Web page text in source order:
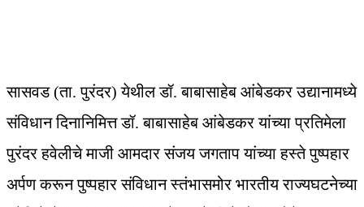
सासवड (ता. पुरंदर) येथील डॉ. बाबासाहेब आंबेडकर उद्यानामध्ये
संविधान दिनानिमित्त डॉ. बाबासाहेब आंबेडकर यांच्या प्रतिमेला
पुरंदर हवेलीचे माजी आमदार संजय जगताप यांच्या हस्ते पुष्पहार
अर्पण करून पुष्पहार संविधान स्तंभासमोर भारतीय राज्यघटनेच्या